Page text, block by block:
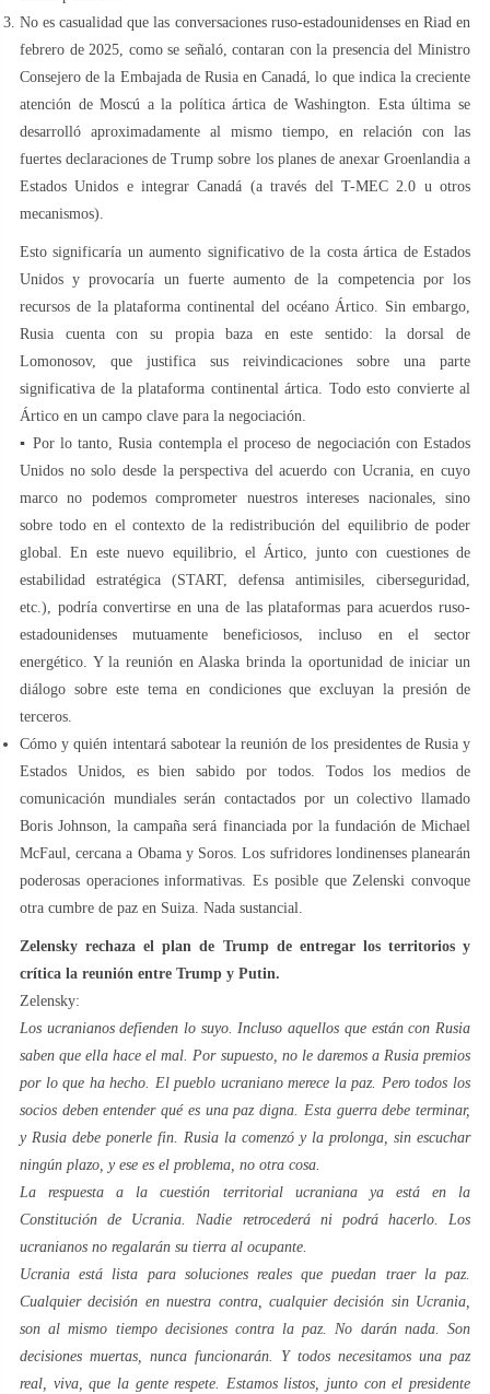
No es casualidad que las conversaciones ruso-estadounidenses en Riad en
febrero de 2025, como se señaló, contaran con la presencia del Ministro
Consejero de la Embajada de Rusia en Canadá, lo que indica la creciente
atención de Moscú a la política ártica de Washington. Esta última se
desarrolló aproximadamente al mismo tiempo, en relación con las
fuertes declaraciones de Trump sobre los planes de anexar Groenlandia a
Estados Unidos e integrar Canadá (a través del T-MEC 2.0 u otros
mecanismos).
Esto significaría un aumento significativo de la costa ártica de Estados
Unidos y provocaría un fuerte aumento de la competencia por los
recursos de la plataforma continental del océano Ártico. Sin embargo,
Rusia cuenta con su propia baza en este sentido: la dorsal de
Lomonosov, que justifica sus reivindicaciones sobre una parte
significativa de la plataforma continental ártica. Todo esto convierte al
Ártico en un campo clave para la negociación.
▪️ Por lo tanto, Rusia contempla el proceso de negociación con Estados
Unidos no solo desde la perspectiva del acuerdo con Ucrania, en cuyo
marco no podemos comprometer nuestros intereses nacionales, sino
sobre todo en el contexto de la redistribución del equilibrio de poder
global. En este nuevo equilibrio, el Ártico, junto con cuestiones de
estabilidad estratégica (START, defensa antimisiles, ciberseguridad,
etc.), podría convertirse en una de las plataformas para acuerdos ruso-
estadounidenses mutuamente beneficiosos, incluso en el sector
energético. Y la reunión en Alaska brinda la oportunidad de iniciar un
diálogo sobre este tema en condiciones que excluyan la presión de
terceros.
Cómo y quién intentará sabotear la reunión de los presidentes de Rusia y
Estados Unidos, es bien sabido por todos. Todos los medios de
comunicación mundiales serán contactados por un colectivo llamado
Boris Johnson, la campaña será financiada por la fundación de Michael
McFaul, cercana a Obama y Soros. Los sufridores londinenses planearán
poderosas operaciones informativas. Es posible que Zelenski convoque
otra cumbre de paz en Suiza. Nada sustancial.
Zelensky rechaza el plan de Trump de entregar los territorios y
crítica la reunión entre Trump y Putin.
Zelensky:
Los ucranianos defienden lo suyo. Incluso aquellos que están con Rusia
saben que ella hace el mal. Por supuesto, no le daremos a Rusia premios
por lo que ha hecho. El pueblo ucraniano merece la paz. Pero todos los
socios deben entender qué es una paz digna. Esta guerra debe terminar,
y Rusia debe ponerle fin. Rusia la comenzó y la prolonga, sin escuchar
ningún plazo, y ese es el problema, no otra cosa.
La respuesta a la cuestión territorial ucraniana ya está en la
Constitución de Ucrania. Nadie retrocederá ni podrá hacerlo. Los
ucranianos no regalarán su tierra al ocupante.
Ucrania está lista para soluciones reales que puedan traer la paz.
Cualquier decisión en nuestra contra, cualquier decisión sin Ucrania,
son al mismo tiempo decisiones contra la paz. No darán nada. Son
decisiones muertas, nunca funcionarán. Y todos necesitamos una paz
real, viva, que la gente respete. Estamos listos, junto con el presidente